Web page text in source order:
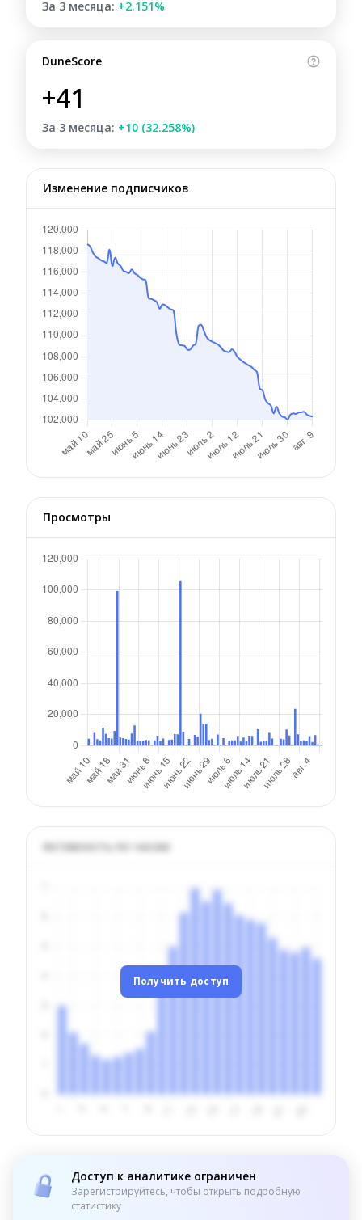
За 3 месяца: +2.151%
DuneScore
+41
За 3 месяца: +10 (32.258%)
Изменение подписчиков
Просмотры
Активность по часам
Получить доступ
Доступ к аналитике ограничен
Зарегистрируйтесь, чтобы открыть подробную
статистику